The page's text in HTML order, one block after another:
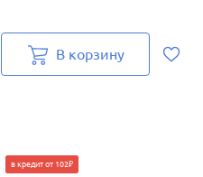
В корзину
в кредит от 102₽